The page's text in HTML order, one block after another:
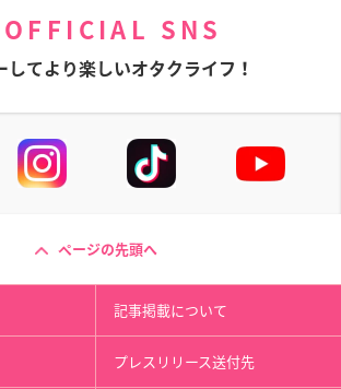
OFFICIAL SNS
してより楽しいオタクライフ！
ページの先頭へ
記事掲載について
プレスリリース送付先